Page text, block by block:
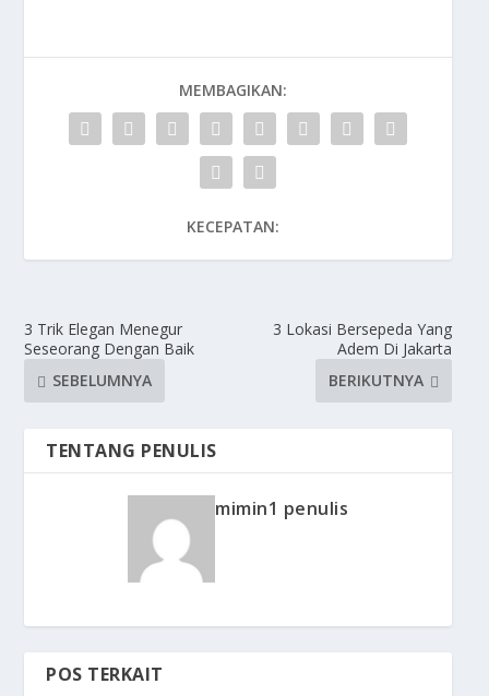
MEMBAGIKAN:
KECEPATAN:
3 Trik Elegan Menegur
Seseorang Dengan Baik
SEBELUMNYA
3 Lokasi Bersepeda Yang
Adem Di Jakarta
BERIKUTNYA
TENTANG PENULIS
mimin1 penulis
POS TERKAIT